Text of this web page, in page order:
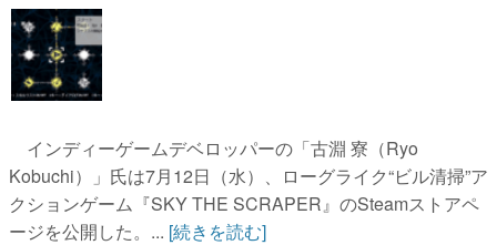
運営：株式会社マレ
インディーゲームデベロッパーの「古淵 寮（Ryo
Kobuchi）」氏は7月12日（水）、ローグライク“ビル清掃”ア
クションゲーム『SKY THE SCRAPER』のSteamストアペ
ージを公開した。... [続きを読む]